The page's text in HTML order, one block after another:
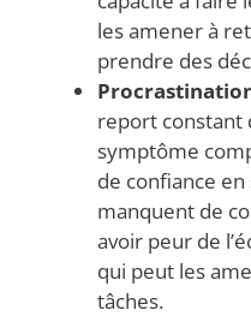
les amener à
prendre des
report constant
symptôme
de confiance
manquent de
avoir peur de
qui peut les
tâches.